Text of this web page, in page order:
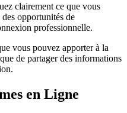
clairement ce que vous
opportunités de
professionnelle.
vous pouvez apporter à la
de partager des informations
en Ligne